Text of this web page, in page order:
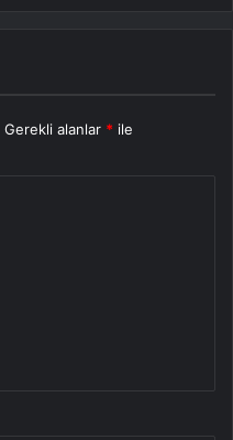
Gerekli alanlar * ile